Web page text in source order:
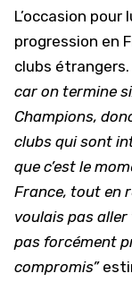
L’occasion pour
progression en
clubs étrangers.
car on termine
Champions,
clubs qui sont
que c’est le
France, tout en
voulais pas aller
pas forcément
compromis”